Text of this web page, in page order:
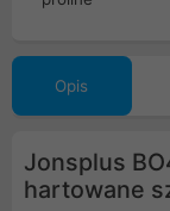
Opis
Jonsplus
hartowane